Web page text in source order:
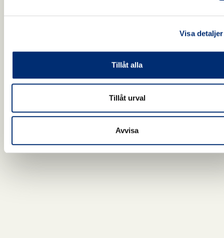
Visa detaljer
Tillåt alla
Tillåt urval
Avvisa